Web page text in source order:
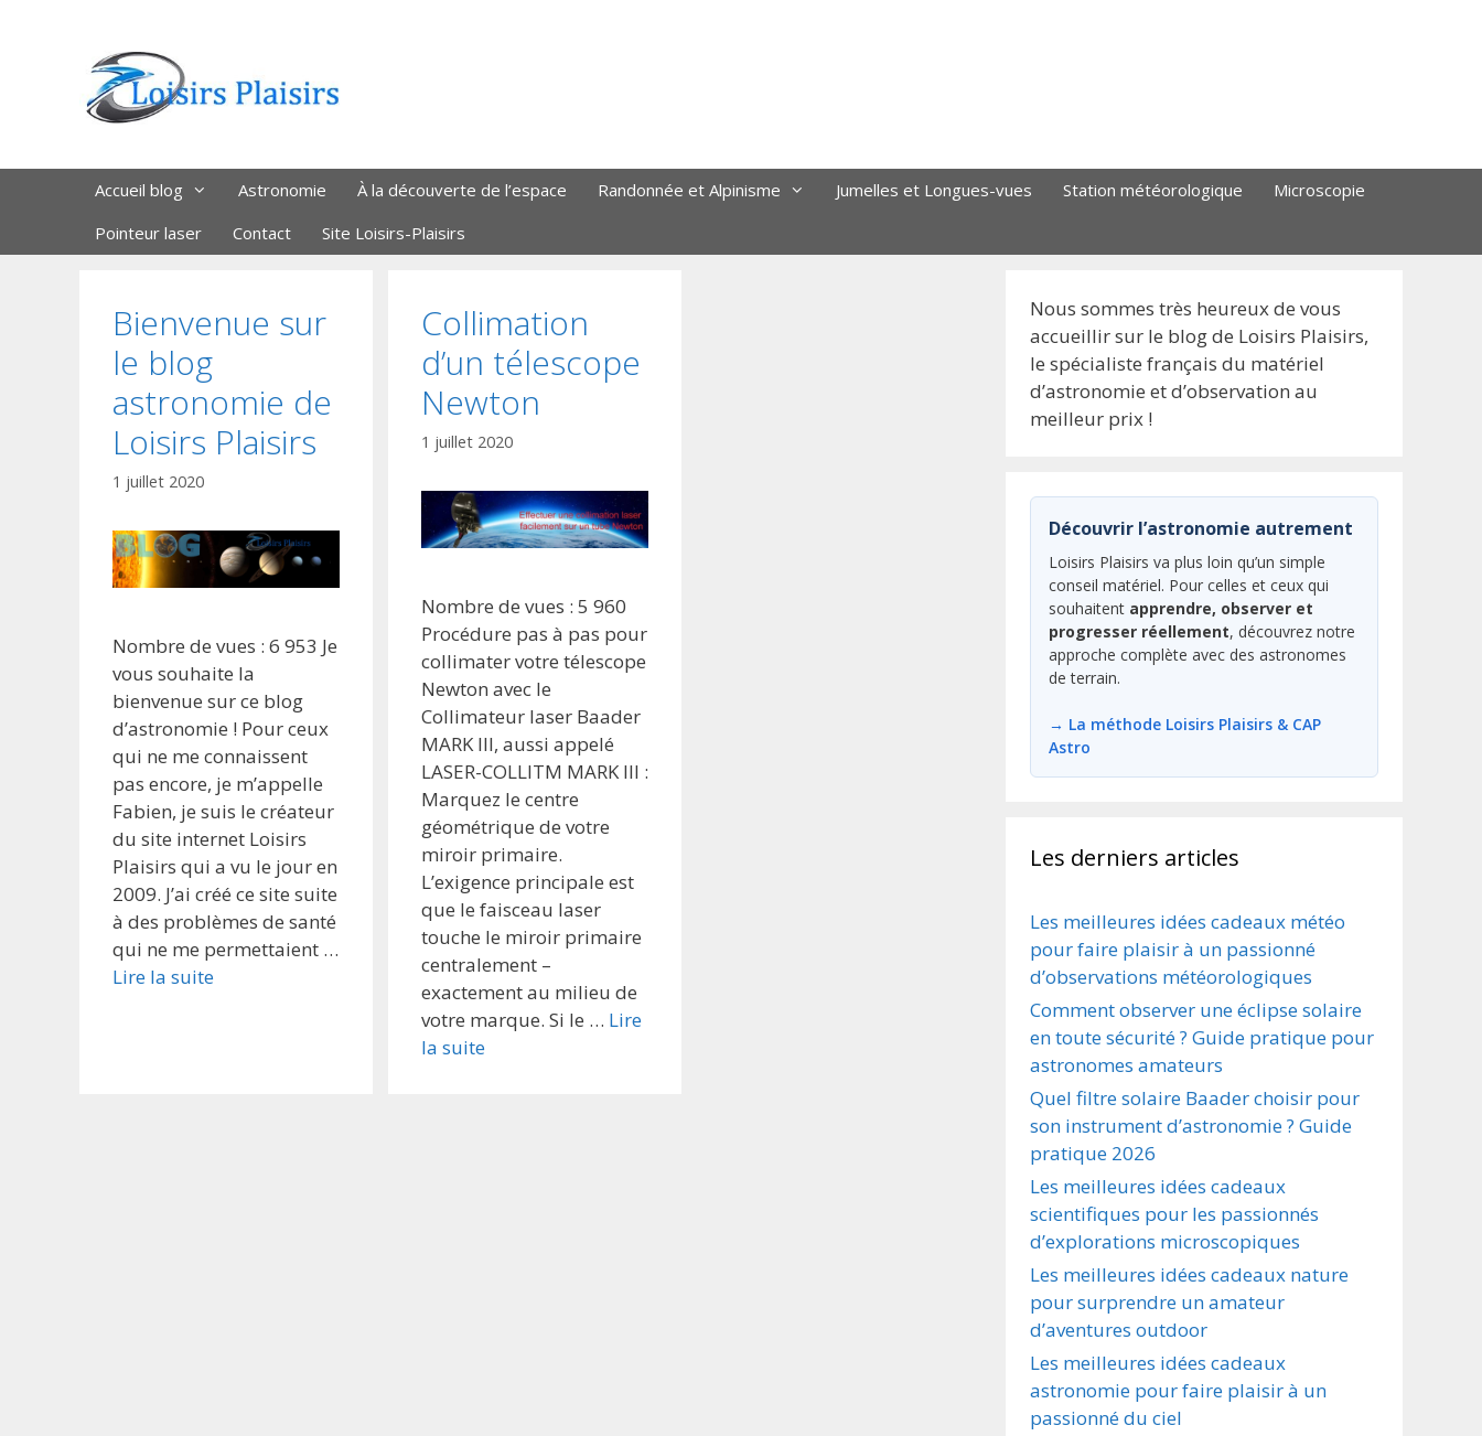
Accueil blog Astronomie À la découverte de l’espace Randonnée et Alpinisme Jumelles et Longues-vues Station météorologique
Microscopie
Pointeur laser
Contact Site Loisirs-Plaisirs
Bienvenue sur
le blog
astronomie de
Loisirs Plaisirs
1 juillet 2020
Nombre de vues : 6 953 Je
vous souhaite la
bienvenue sur ce blog
d’astronomie ! Pour ceux
qui ne me connaissent
pas encore, je m’appelle
Fabien, je suis le créateur
du site internet Loisirs
Plaisirs qui a vu le jour en
2009. J’ai créé ce site suite
à des problèmes de santé
qui ne me permettaient …
Lire la suite
Collimation
d’un télescope
Newton
1 juillet 2020
Nombre de vues : 5 960
Procédure pas à pas pour
collimater votre télescope
Newton avec le
Collimateur laser Baader
MARK III, aussi appelé
LASER-COLLITM MARK III :
Marquez le centre
géométrique de votre
miroir primaire.
L’exigence principale est
que le faisceau laser
touche le miroir primaire
centralement –
exactement au milieu de
votre marque. Si le … Lire
la suite
Nous sommes très heureux de vous
accueillir sur le blog de Loisirs Plaisirs,
le spécialiste français du matériel
d’astronomie et d’observation au
meilleur prix !
Découvrir l’astronomie autrement
Loisirs Plaisirs va plus loin qu’un simple
conseil matériel. Pour celles et ceux qui
souhaitent apprendre, observer et
progresser réellement, découvrez notre
approche complète avec des astronomes
de terrain.
→ La méthode Loisirs Plaisirs & CAP
Astro
Les derniers articles
Les meilleures idées cadeaux météo
pour faire plaisir à un passionné
d’observations météorologiques
Comment observer une éclipse solaire
en toute sécurité ? Guide pratique pour
astronomes amateurs
Quel filtre solaire Baader choisir pour
son instrument d’astronomie ? Guide
pratique 2026
Les meilleures idées cadeaux
scientifiques pour les passionnés
d’explorations microscopiques
Les meilleures idées cadeaux nature
pour surprendre un amateur
d’aventures outdoor
Les meilleures idées cadeaux
astronomie pour faire plaisir à un
passionné du ciel